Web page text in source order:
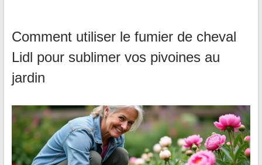
Comment utiliser le fumier de cheval
Lidl pour sublimer vos pivoines au
jardin